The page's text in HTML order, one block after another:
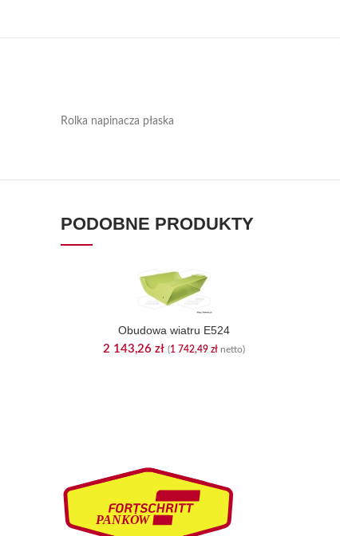
Rolka napinacza płaska
PODOBNE PRODUKTY
Obudowa wiatru E524
2 143,26 zł (1 742,49 złnetto)